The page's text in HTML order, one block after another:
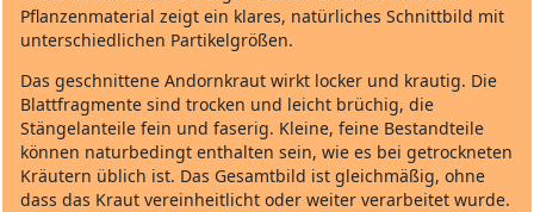
Pflanzenmaterial zeigt ein klares, natürliches Schnittbild mit
unterschiedlichen Partikelgrößen.
Das geschnittene Andornkraut wirkt locker und krautig. Die
Blattfragmente sind trocken und leicht brüchig, die
Stängelanteile fein und faserig. Kleine, feine Bestandteile
können naturbedingt enthalten sein, wie es bei getrockneten
Kräutern üblich ist. Das Gesamtbild ist gleichmäßig, ohne
dass das Kraut vereinheitlicht oder weiter verarbeitet wurde.